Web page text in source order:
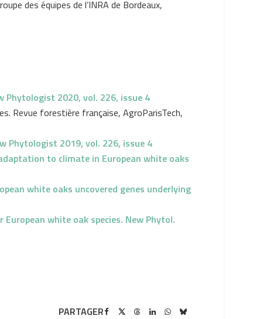
des équipes de l’INRA de Bordeaux,
Phytologist 2020, vol. 226, issue 4
Revue forestière française, AgroParisTech,
Phytologist 2019, vol. 226, issue 4
to climate in European white oaks
white oaks uncovered genes underlying
white oak species. New Phytol.
PARTAGER